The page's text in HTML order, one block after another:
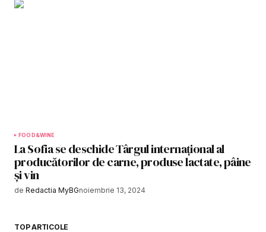
FOOD&WINE
La Sofia se deschide Târgul internațional al
producătorilor de carne, produse lactate, pâine
și vin
de Redactia MyBGnoiembrie 13, 2024
TOP ARTICOLE